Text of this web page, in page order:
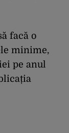
facă o
minime,
pe anul